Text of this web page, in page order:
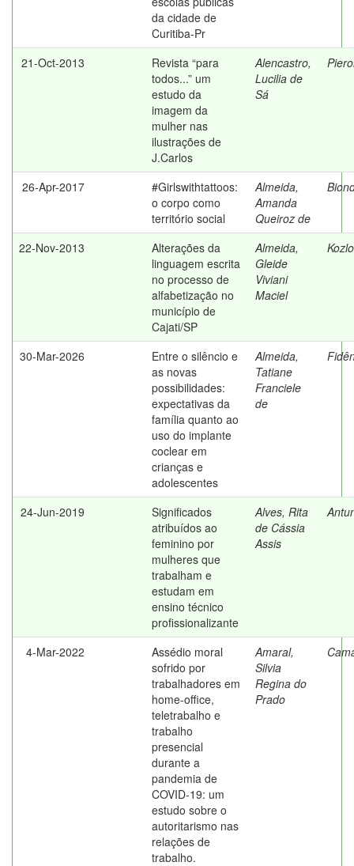
da cidade de
Curitiba-Pr
21-Oct-2013
Revista “para
todos...” um
estudo da
imagem da
mulher nas
ilustrações de
J.Carlos
Alencastro,
Lucilia de
Sá
26-Apr-2017
#Girlswithtattoos:
o corpo como
território social
Almeida,
Amanda
Queiroz de
22-Nov-2013
Alterações da
linguagem escrita
no processo de
alfabetização no
município de
Cajati/SP
Almeida,
Gleide
Viviani
Maciel
30-Mar-2026
Entre o silêncio e
as novas
possibilidades:
expectativas da
família quanto ao
uso do implante
coclear em
crianças e
adolescentes
Almeida,
Tatiane
Franciele
de
24-Jun-2019
Significados
atribuídos ao
feminino por
mulheres que
trabalham e
estudam em
ensino técnico
profissionalizante
Alves, Rita
de Cássia
Assis
4-Mar-2022
Assédio moral
sofrido por
trabalhadores em
home-office,
teletrabalho e
trabalho
presencial
durante a
pandemia de
COVID-19: um
estudo sobre o
autoritarismo nas
relações de
trabalho.
Amaral,
Silvia
Regina do
Prado